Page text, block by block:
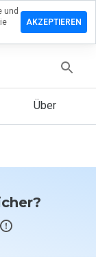
Über
und
AKZEPTIEREN